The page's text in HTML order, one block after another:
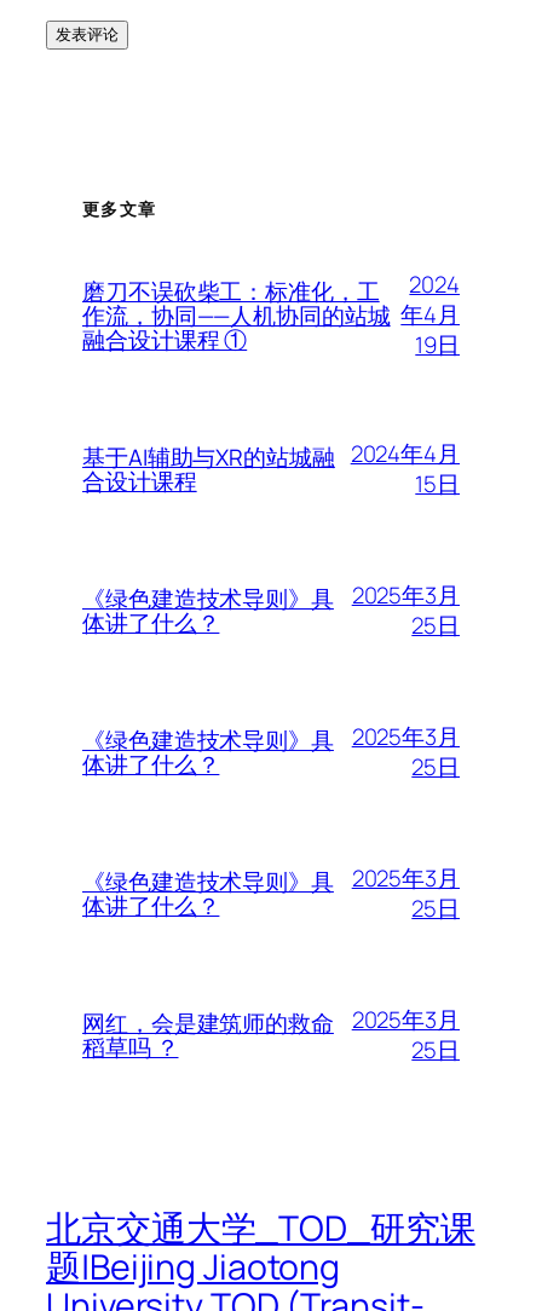
更多文章
磨刀不误砍柴工：标准化，工
作流，协同——人机协同的站城
融合设计课程 ①
2024
年4月
19日
基于AI辅助与XR的站城融
合设计课程
2024年4月
15日
《绿色建造技术导则》具
体讲了什么？
2025年3月
25日
《绿色建造技术导则》具
体讲了什么？
2025年3月
25日
《绿色建造技术导则》具
体讲了什么？
2025年3月
25日
网红，会是建筑师的救命
稻草吗 ？
2025年3月
25日
北京交通大学_TOD_研究课
题|Beijing Jiaotong